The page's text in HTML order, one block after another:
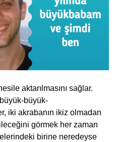
aktarılmasını sağlar.
büyük-
iki akrabanın ikiz olmadan
görmek her zaman
birine neredeyse